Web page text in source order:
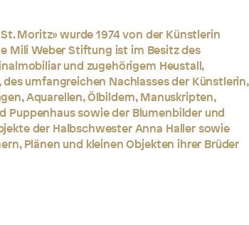
Moritz» wurde 1974 von der Künstlerin
Mili Weber Stiftung ist im Besitz des
und zugehörigem Heustall,
umfangreichen Nachlasses der Künstlerin,
Aquarellen, Ölbildern, Manuskripten,
Puppenhaus sowie der Blumenbilder und
der Halbschwester Anna Haller sowie
Plänen und kleinen Objekten ihrer Brüder